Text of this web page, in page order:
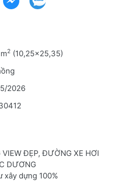
2 (10,25x25,35)
2026
ĐẸP, ĐƯỜNG XE HƠI
DƯƠNG
xây dựng 100%